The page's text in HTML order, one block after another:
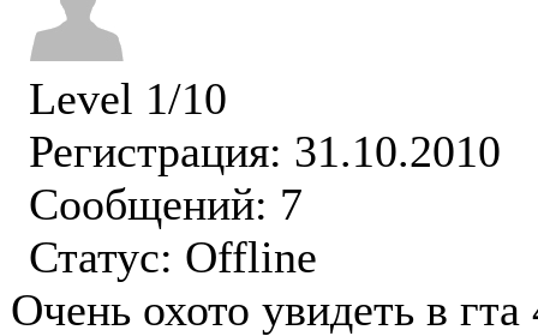
Level 1/10
Регистрация: 31.10.2010
Сообщений: 7
Статус: Offline
Очень охото увидеть в